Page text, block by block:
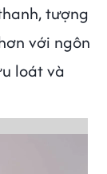
tượng
với ngôn
loát và